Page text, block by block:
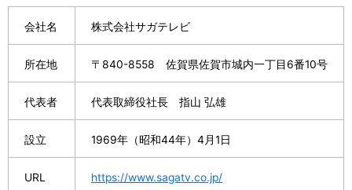
会社名 株式会社サガテレビ
所在地 〒840-8558 佐賀県佐賀市城内一丁目6番10号
代表者 代表取締役社長 指山 弘雄
設立 1969年（昭和44年）4月1日
URL https://www.sagatv.co.jp/